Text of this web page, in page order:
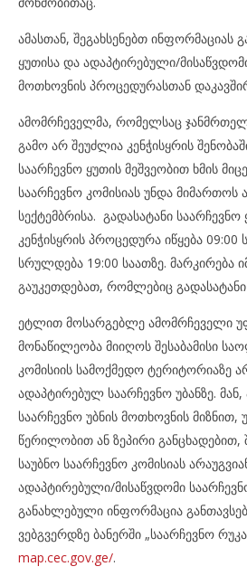
ამასთან, შეგახსენებთ ინფორმაციას
ყუთისა და ადაპტირებული/
მოთხოვნის პროცედურასთან
ამომრჩეველმა, რომელსაც
გამო არ შეუძლია კენჭისყრის
საარჩევნო ყუთის მეშვეობით ხმის
საარჩევნო კომისიას უნდა მიმართოს
სექტემბრისა. გადასატანი საარჩევნო
კენჭისყრის პროცედურა იწყება 09:00
სრულდება 19:00 საათზე. მარკირება
გაუკეთდებათ, რომლებიც
ეტლით მოსარგებლე ამომრჩეველი
მონაწილეობა მიიღოს შესაბამისი
კომისიის სამოქმედო ტერიტორიაზე
ადაპტირებულ საარჩევნო უბანზე.
საარჩევნო უბნის მოთხოვნის მიზნით,
წერილობით ან ზეპირი განცხადებით,
საუბნო საარჩევნო კომისიას
ადაპტირებული/მისაწვდომი
განახლებული ინფორმაცია
ვებგვერდზე ბანერში „საარჩევნო
map.cec.gov.ge/.